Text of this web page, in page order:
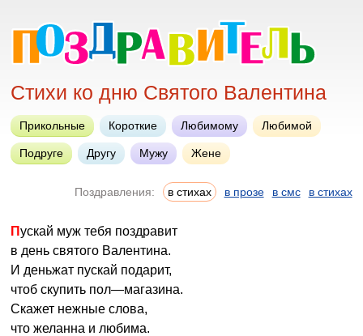
Стихи ко дню Святого Валентина
Прикольные Короткие Любимому Любимой
Подруге Другу Мужу Жене
Поздравления: в стихах в прозе в смс в стихах
Пускай муж тебя поздравит
в день святого Валентина.
И деньжат пускай подарит,
чтоб скупить пол—магазина.
Скажет нежные слова,
что желанна и любима.